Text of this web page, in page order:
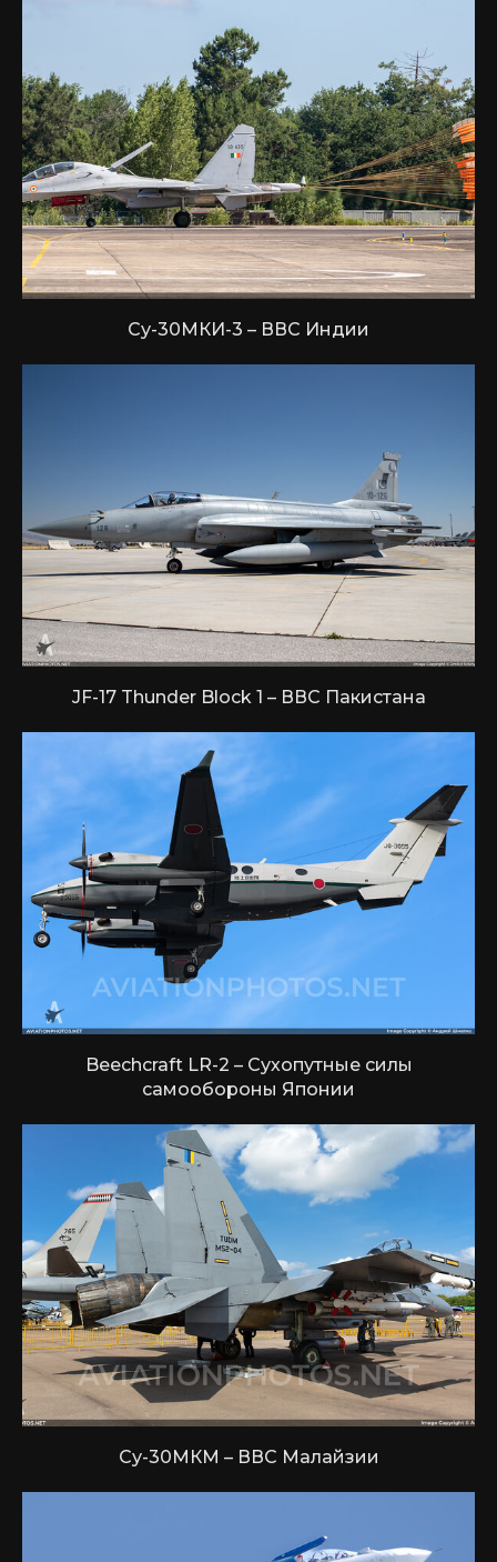
Су-30МКИ-3 – ВВС Индии
JF-17 Thunder Block 1 – ВВС Пакистана
Beechcraft LR-2 – Сухопутные силы
самообороны Японии
Су-30МКМ – ВВС Малайзии